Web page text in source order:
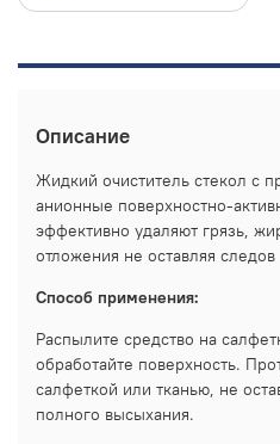
Описание
Жидкий очиститель стекол с
анионные поверхностно-
эффективно удаляют грязь,
отложения не оставляя следов
Способ применения:
Распылите средство на
обработайте поверхность.
салфеткой или тканью, не
полного высыхания.